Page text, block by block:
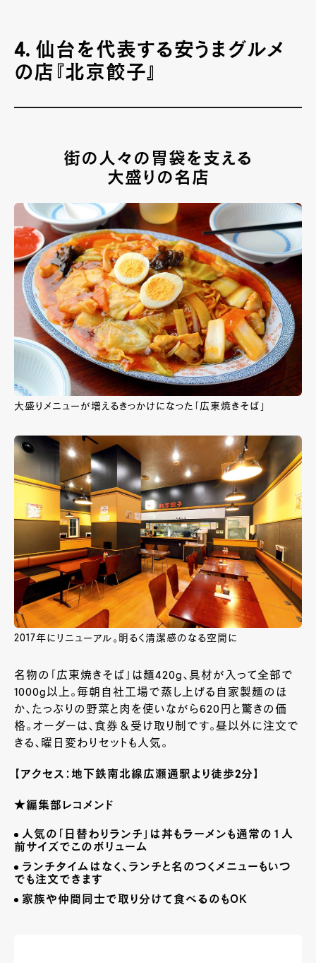
4. 仙台を代表する安うまグルメ
の店『北京餃子』
街の人々の胃袋を支える
大盛りの名店
大盛りメニューが増えるきっかけになった「広東焼きそば」
2017年にリニューアル。明るく清潔感のなる空間に
名物の「広東焼きそば」は麺420ｇ、具材が入って全部で
1000ｇ以上。毎朝自社工場で蒸し上げる自家製麺のほ
か、たっぷりの野菜と肉を使いながら620 円と驚きの価
格。オーダーは、食券＆受け取り制です。昼以外に注文で
きる、曜日変わりセットも人気。
【アクセス：地下鉄南北線広瀬通駅より徒歩2分】
★編集部レコメンド
人気の「日替わりランチ」は丼もラーメンも通常の１人
前サイズでこのボリューム
ランチタイムはなく、ランチと名のつくメニューもいつ
でも注文できます
家族や仲間同士で取り分けて食べるのもＯＫ